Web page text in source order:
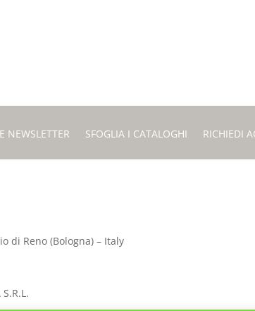
NEWSLETTER SFOGLIA I CATALOGHI RICHIEDI
di Reno (Bologna) – Italy